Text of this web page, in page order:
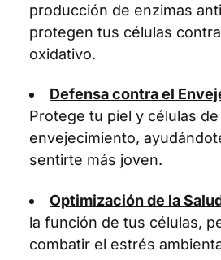
producción de enzimas
protegen tus células
oxidativo.
Defensa contra el
Protege tu piel y células
envejecimiento,
sentirte más joven.
Optimización de la
la función de tus células,
combatir el estrés